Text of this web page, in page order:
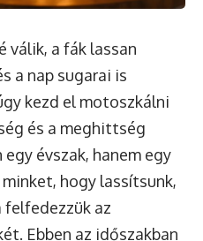
válik, a fák lassan
a nap sugarai is
kezd el motoszkálni
és a meghittség
évszak, hanem egy
hogy lassítsunk,
felfedezzük az
Ebben az időszakban